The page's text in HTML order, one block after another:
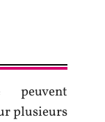
peuvent
plusieurs